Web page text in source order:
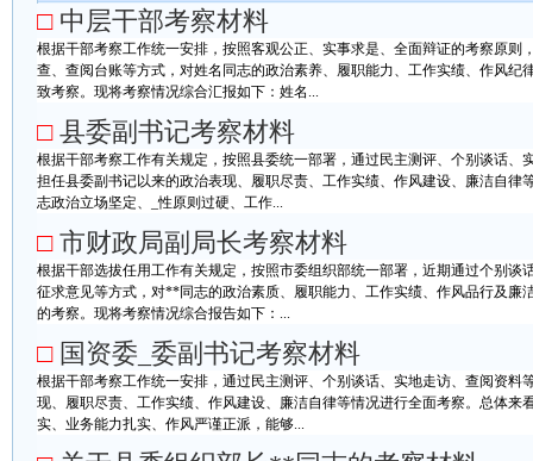
□ 中层干部考察材料
根据干部考察工作统一安排，按照客观公正、实事求是、全面辩证的考察原则
查、查阅台账等方式，对姓名同志的政治素养、履职能力、工作实绩、作风纪
致考察。现将考察情况综合汇报如下：姓名...
□ 县委副书记考察材料
根据干部考察工作有关规定，按照县委统一部署，通过民主测评、个别谈话、
担任县委副书记以来的政治表现、履职尽责、工作实绩、作风建设、廉洁自律
志政治立场坚定、_性原则过硬、工作...
□ 市财政局副局长考察材料
根据干部选拔任用工作有关规定，按照市委组织部统一部署，近期通过个别谈
征求意见等方式，对**同志的政治素质、履职能力、工作实绩、作风品行及廉
的考察。现将考察情况综合报告如下：...
□ 国资委_委副书记考察材料
根据干部考察工作统一安排，通过民主测评、个别谈话、实地走访、查阅资料
现、履职尽责、工作实绩、作风建设、廉洁自律等情况进行全面考察。总体来
实、业务能力扎实、作风严谨正派，能够...